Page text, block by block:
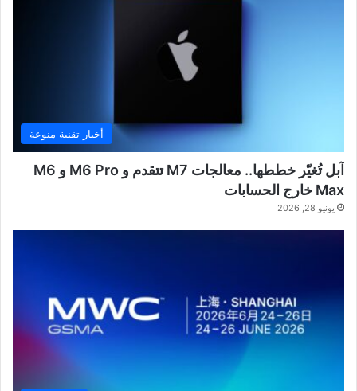
أخبار تقنية منوعة
آبل تُغيّر خططها.. معالجات M7 تتقدم و M6 Pro و M6
Max خارج الحسابات
يونيو 28, 2026